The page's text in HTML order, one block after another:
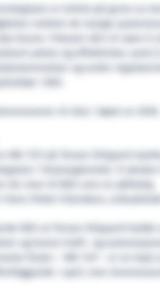
er kritisk på grunn av
mellom de mange
levere. Fokuset vårt vil være å
ytelse og effektivitet, samt å
og andre
i NES.
vil skje i løpet av 2026.
NB 1137 på Tersan Shipyard
i ferjesegmentet. Vi ønsker
Hans Petter Erlandsen,
NES at Tersan Shipyard hadde
i april, men